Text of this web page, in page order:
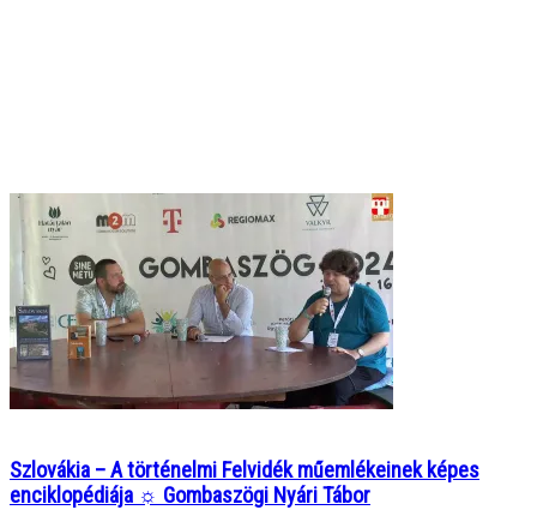
Szlovákia – A történelmi Felvidék műemlékeinek képes
enciklopédiája ☼ Gombaszögi Nyári Tábor